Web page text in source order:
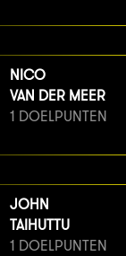
NICO
VAN DER MEER
1 DOELPUNTEN
JOHN
TAIHUTTU
1 DOELPUNTEN